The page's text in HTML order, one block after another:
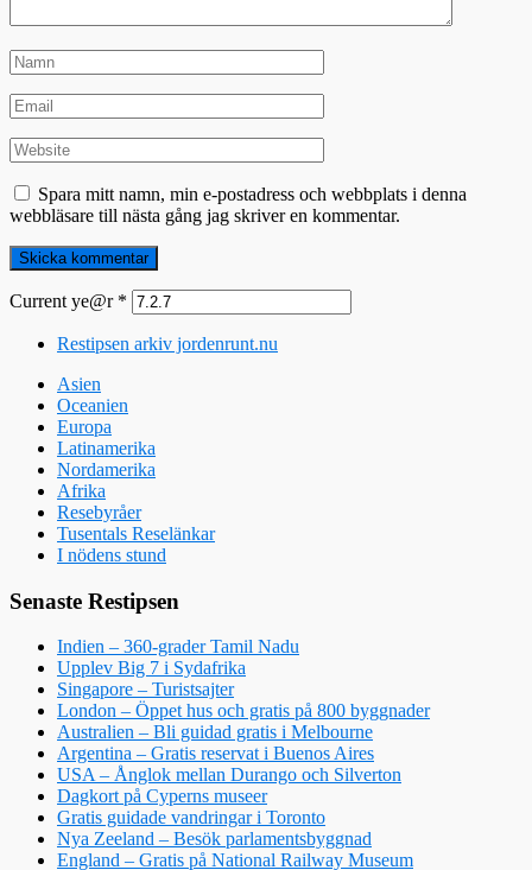
Spara mitt namn, min e-postadress och webbplats i denna
webbläsare till nästa gång jag skriver en kommentar.
Current ye@r *
Restipsen arkiv jordenrunt.nu
Asien
Oceanien
Europa
Latinamerika
Nordamerika
Afrika
Resebyråer
Tusentals Reselänkar
I nödens stund
Senaste Restipsen
Indien – 360-grader Tamil Nadu
Upplev Big 7 i Sydafrika
Singapore – Turistsajter
London – Öppet hus och gratis på 800 byggnader
Australien – Bli guidad gratis i Melbourne
Argentina – Gratis reservat i Buenos Aires
USA – Ånglok mellan Durango och Silverton
Dagkort på Cyperns museer
Gratis guidade vandringar i Toronto
Nya Zeeland – Besök parlamentsbyggnad
England – Gratis på National Railway Museum